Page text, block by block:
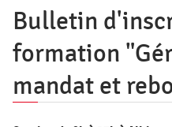
Nos
V
o
u
s
ê
Bulletin
formation
mandat et